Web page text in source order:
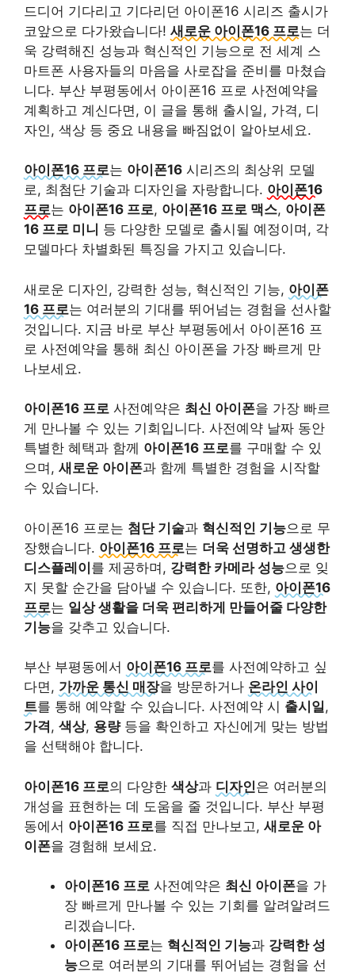
드디어 기다리고 기다리던 아이폰16 시리즈 출시가
코앞으로 다가왔습니다! 새로운 아이폰16 프로는 더
욱 강력해진 성능과 혁신적인 기능으로 전 세계 스
마트폰 사용자들의 마음을 사로잡을 준비를 마쳤습
니다. 부산 부평동에서 아이폰16 프로 사전예약을
계획하고 계신다면, 이 글을 통해 출시일, 가격, 디
자인, 색상 등 중요 내용을 빠짐없이 알아보세요.
아이폰16 프로는 아이폰16 시리즈의 최상위 모델
로, 최첨단 기술과 디자인을 자랑합니다. 아이폰16
프로는 아이폰16 프로, 아이폰16 프로 맥스, 아이폰
16 프로 미니 등 다양한 모델로 출시될 예정이며, 각
모델마다 차별화된 특징을 가지고 있습니다.
새로운 디자인, 강력한 성능, 혁신적인 기능, 아이폰
16 프로는 여러분의 기대를 뛰어넘는 경험을 선사할
것입니다. 지금 바로 부산 부평동에서 아이폰16 프
로 사전예약을 통해 최신 아이폰을 가장 빠르게 만
나보세요.
아이폰16 프로 사전예약은 최신 아이폰을 가장 빠르
게 만나볼 수 있는 기회입니다. 사전예약 날짜 동안
특별한 혜택과 함께 아이폰16 프로를 구매할 수 있
으며, 새로운 아이폰과 함께 특별한 경험을 시작할
수 있습니다.
아이폰16 프로는 첨단 기술과 혁신적인 기능으로 무
장했습니다. 아이폰16 프로는 더욱 선명하고 생생한
디스플레이를 제공하며, 강력한 카메라 성능으로 잊
지 못할 순간을 담아낼 수 있습니다. 또한, 아이폰16
프로는 일상 생활을 더욱 편리하게 만들어줄 다양한
기능을 갖추고 있습니다.
부산 부평동에서 아이폰16 프로를 사전예약하고 싶
다면, 가까운 통신 매장을 방문하거나 온라인 사이
트를 통해 예약할 수 있습니다. 사전예약 시 출시일,
가격, 색상, 용량등을 확인하고 자신에게 맞는 방법
을 선택해야 합니다.
아이폰16 프로의 다양한 색상과 디자인은 여러분의
개성을 표현하는 데 도움을 줄 것입니다. 부산 부평
동에서 아이폰16 프로를 직접 만나보고, 새로운 아
이폰을 경험해 보세요.
아이폰16 프로 사전예약은 최신 아이폰을 가
장 빠르게 만나볼 수 있는 기회를 알려알려드
리겠습니다.
아이폰16 프로는 혁신적인 기능과 강력한 성
능으로 여러분의 기대를 뛰어넘는 경험을 선